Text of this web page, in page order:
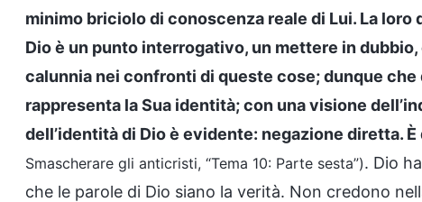
minimo briciolo di conoscenza reale di Lui. La loro
Dio è un punto interrogativo, un mettere in
calunnia nei confronti di queste cose; dunque che
rappresenta la Sua identità; con una visione
dell’identità di Dio è evidente: negazione diretta.
Smascherare gli anticristi, “Tema 10: Parte sesta”). Dio
che le parole di Dio siano la verità. Non credono